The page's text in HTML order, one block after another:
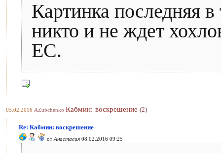
Картинка последняя
никто и не ждет
ЕС.
05.02.2016 AZubchenko Кабмин: воскрешение (2)
Re: Кабмин: воскрешение
от Анастасия 08.02.2016 09:25